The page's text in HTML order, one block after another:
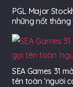
PGL Major
những nốt thăng
SEA Games 31
tên toàn ‘người